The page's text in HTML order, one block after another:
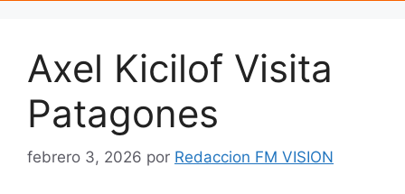
Axel Kicilof Visita
Patagones
febrero 3, 2026 por Redaccion FM VISION